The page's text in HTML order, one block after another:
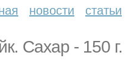
новости статьи
Сахар - 150 г.